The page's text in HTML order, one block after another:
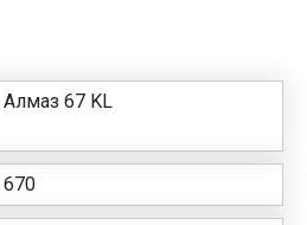
Алмаз 67 KL
670